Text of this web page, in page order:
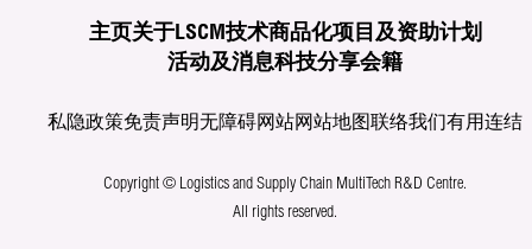
主页关于LSCM技术商品化项目及资助计划
活动及消息科技分享会籍
私隐政策免责声明无障碍网站网站地图联络我们有用连结
Copyright © Logistics and Supply Chain MultiTech R&D Centre.
All rights reserved.